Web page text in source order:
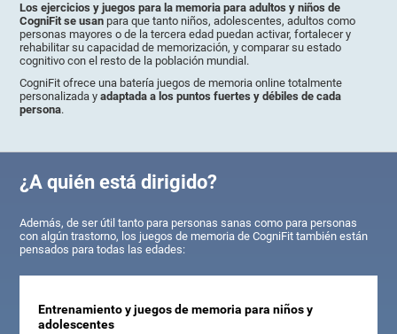
Los ejercicios y juegos para la memoria para adultos y niños de
CogniFit se usan para que tanto niños, adolescentes, adultos como
personas mayores o de la tercera edad puedan activar, fortalecer y
rehabilitar su capacidad de memorización, y comparar su estado
cognitivo con el resto de la población mundial.
CogniFit ofrece una batería juegos de memoria online totalmente
personalizada yadaptada a los puntos fuertes y débiles de cada
persona.
¿A quién está dirigido?
Además, de ser útil tanto para personas sanas como para personas
con algún trastorno, los juegos de memoria de CogniFit también están
pensados para todas las edades:
Entrenamiento y juegos de memoria para niños y
adolescentes